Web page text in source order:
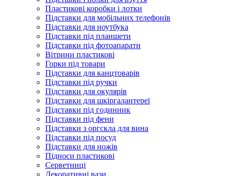
Пластикові коробки і лотки
Підставки для мобільних телефонів
Підставки для ноутбука
Підставки під планшети
Підставки під фотоапарати
Вітрини пластикові
Горки під товари
Підставки для канцтоварів
Підставки під ручки
Підставки для окулярів
Підставки для шкіргалантереї
Підставки під годинник
Підставки під фени
Підставки з оргскла для вина
Підставки під посуд
Підставки для ножів
Підноси пластикові
Серветниці
Декоративні вази